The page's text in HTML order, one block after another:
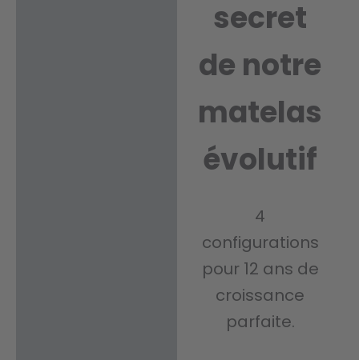
secret
de notre
matelas
évolutif
4
configurations
pour 12 ans de
croissance
parfaite.